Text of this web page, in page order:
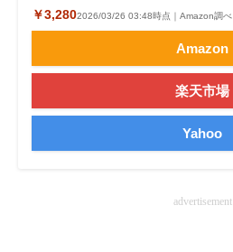
ITエンジニア向け専門サイト
企業向けIT製品の総合サイト
製造業のIT導入・活用を支援
エレクトロニクス専門サイト
￥3,2802026/03/26 03:48時点｜Amazon調べ
Amazon
楽天市場
Yahoo
advertisement